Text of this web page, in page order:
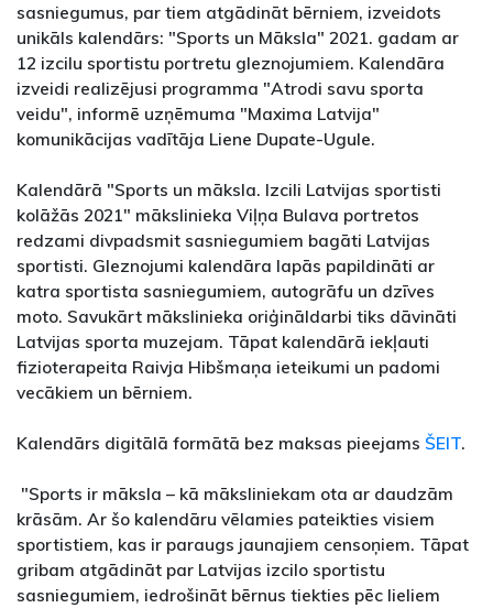
sasniegumus, par tiem atgādināt bērniem, izveidots
unikāls kalendārs: "Sports un Māksla" 2021. gadam ar
12 izcilu sportistu portretu gleznojumiem. Kalendāra
izveidi realizējusi programma "Atrodi savu sporta
veidu", informē uzņēmuma "Maxima Latvija"
komunikācijas vadītāja Liene Dupate-Ugule.
Kalendārā "Sports un māksla. Izcili Latvijas sportisti
kolāžās 2021" mākslinieka Viļņa Bulava portretos
redzami divpadsmit sasniegumiem bagāti Latvijas
sportisti. Gleznojumi kalendāra lapās papildināti ar
katra sportista sasniegumiem, autogrāfu un dzīves
moto. Savukārt mākslinieka oriģināldarbi tiks dāvināti
Latvijas sporta muzejam. Tāpat kalendārā iekļauti
fizioterapeita Raivja Hibšmaņa ieteikumi un padomi
vecākiem un bērniem.
Kalendārs digitālā formātā bez maksas pieejams ŠEIT.
"Sports ir māksla – kā māksliniekam ota ar daudzām
krāsām. Ar šo kalendāru vēlamies pateikties visiem
sportistiem, kas ir paraugs jaunajiem censoņiem. Tāpat
gribam atgādināt par Latvijas izcilo sportistu
sasniegumiem, iedrošināt bērnus tiekties pēc lieliem